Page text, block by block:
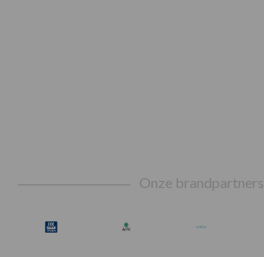
Onze brandpartners